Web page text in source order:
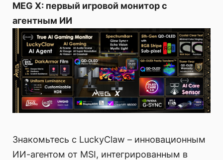
MEG X: первый игровой монитор с
агентным ИИ
Знакомьтесь с LuckyClaw – инновационным
ИИ-агентом от MSI, интегрированным в